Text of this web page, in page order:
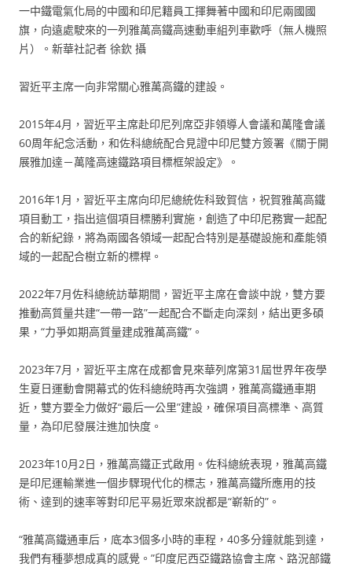
一中鐵電氣化局的中國和印尼籍員工揮舞著中國和印尼兩國國
旗，向遠處駛來的一列雅萬高鐵高速動車組列車歡呼（無人機照
片）。新華社記者 徐欽 攝
習近平主席一向非常關心雅萬高鐵的建設。
2015年4月，習近平主席赴印尼列席亞非領導人會議和萬隆會議
60周年紀念活動，和佐科總統配合見證中印尼雙方簽署《關于開
展雅加達－萬隆高速鐵路項目標框架設定》。
2016年1月，習近平主席向印尼總統佐科致賀信，祝賀雅萬高鐵
項目動工，指出這個項目標勝利實施，創造了中印尼務實一起配
合的新紀錄，將為兩國各領域一起配合特別是基礎設施和產能領
域的一起配合樹立新的標桿。
2022年7月佐科總統訪華期間，習近平主席在會談中說，雙方要
推動高質量共建“一帶一路”一起配合不斷走向深刻，結出更多碩
果，“力爭如期高質量建成雅萬高鐵”。
2023年7月，習近平主席在成都會見來華列席第31屆世界年夜學
生夏日運動會開幕式的佐科總統時再次強調，雅萬高鐵通車期
近，雙方要全力做好“最后一公里”建設，確保項目高標準、高質
量，為印尼發展注進加快度。
2023年10月2日，雅萬高鐵正式啟用。佐科總統表現，雅萬高鐵
是印尼運輸業進一個步驟現代化的標志，雅萬高鐵所應用的技
術、達到的速率等對印尼平易近眾來說都是“嶄新的”。
“雅萬高鐵通車后，底本3個多小時的車程，40多分鐘就能到達，
我們有種夢想成真的感覺。”印度尼西亞鐵路協會主席、路況部鐵